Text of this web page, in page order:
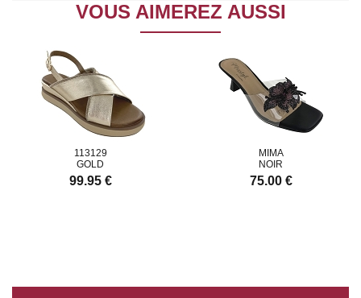
VOUS AIMEREZ AUSSI
113129
GOLD
99.95 €
MIMA
NOIR
75.00 €